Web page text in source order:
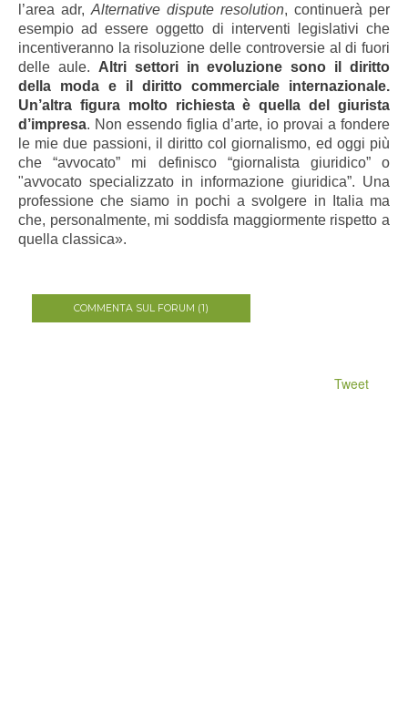
l’area adr, Alternative dispute resolution, continuerà per
esempio ad essere oggetto di interventi legislativi che
incentiveranno la risoluzione delle controversie al di fuori
delle aule. Altri settori in evoluzione sono il diritto
della moda e il diritto commerciale internazionale.
Un’altra figura molto richiesta è quella del giurista
d’impresa. Non essendo figlia d’arte, io provai a fondere
le mie due passioni, il diritto col giornalismo, ed oggi più
che “avvocato” mi definisco “giornalista giuridico” o
"avvocato specializzato in informazione giuridica”. Una
professione che siamo in pochi a svolgere in Italia ma
che, personalmente, mi soddisfa maggiormente rispetto a
quella classica».
COMMENTA SUL FORUM (1)
Tweet